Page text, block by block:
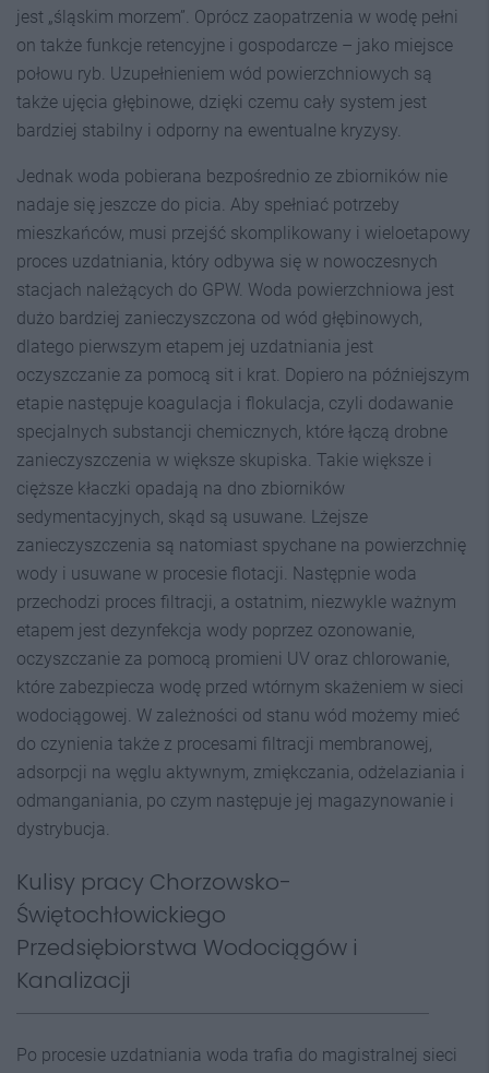
jest „śląskim morzem”. Oprócz zaopatrzenia w wodę pełni
on także funkcje retencyjne i gospodarcze – jako miejsce
połowu ryb. Uzupełnieniem wód powierzchniowych są
także ujęcia głębinowe, dzięki czemu cały system jest
bardziej stabilny i odporny na ewentualne kryzysy.
Jednak woda pobierana bezpośrednio ze zbiorników nie
nadaje się jeszcze do picia. Aby spełniać potrzeby
mieszkańców, musi przejść skomplikowany i wieloetapowy
proces uzdatniania, który odbywa się w nowoczesnych
stacjach należących do GPW. Woda powierzchniowa jest
dużo bardziej zanieczyszczona od wód głębinowych,
dlatego pierwszym etapem jej uzdatniania jest
oczyszczanie za pomocą sit i krat. Dopiero na późniejszym
etapie następuje koagulacja i flokulacja, czyli dodawanie
specjalnych substancji chemicznych, które łączą drobne
zanieczyszczenia w większe skupiska. Takie większe i
cięższe kłaczki opadają na dno zbiorników
sedymentacyjnych, skąd są usuwane. Lżejsze
zanieczyszczenia są natomiast spychane na powierzchnię
wody i usuwane w procesie flotacji. Następnie woda
przechodzi proces filtracji, a ostatnim, niezwykle ważnym
etapem jest dezynfekcja wody poprzez ozonowanie,
oczyszczanie za pomocą promieni UV oraz chlorowanie,
które zabezpiecza wodę przed wtórnym skażeniem w sieci
wodociągowej. W zależności od stanu wód możemy mieć
do czynienia także z procesami filtracji membranowej,
adsorpcji na węglu aktywnym, zmiękczania, odżelaziania i
odmanganiania, po czym następuje jej magazynowanie i
dystrybucja.
Kulisy pracy Chorzowsko-
Świętochłowickiego
Przedsiębiorstwa Wodociągów i
Kanalizacji
Po procesie uzdatniania woda trafia do magistralnej sieci